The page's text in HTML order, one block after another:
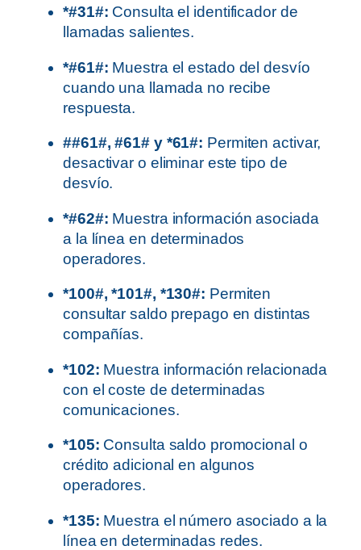
*#31#: Consulta el identificador de
llamadas salientes.
*#61#: Muestra el estado del desvío
cuando una llamada no recibe
respuesta.
##61#, #61# y *61#: Permiten activar,
desactivar o eliminar este tipo de
desvío.
*#62#: Muestra información asociada
a la línea en determinados
operadores.
*100#, *101#, *130#: Permiten
consultar saldo prepago en distintas
compañías.
*102: Muestra información relacionada
con el coste de determinadas
comunicaciones.
*105: Consulta saldo promocional o
crédito adicional en algunos
operadores.
*135: Muestra el número asociado a la
línea en determinadas redes.